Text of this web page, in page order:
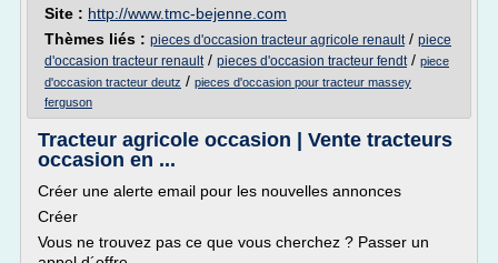
Site : http://www.tmc-bejenne.com
Thèmes liés : pieces d'occasion tracteur agricole renault/ piece
d'occasion tracteur renault/ pieces d'occasion tracteur fendt/ piece
d'occasion tracteur deutz / pieces d'occasion pour tracteur massey
ferguson
Tracteur agricole occasion | Vente tracteurs
occasion en ...
Créer une alerte email pour les nouvelles annonces
Créer
Vous ne trouvez pas ce que vous cherchez ? Passer un